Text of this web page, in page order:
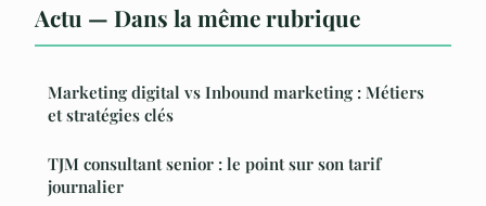
Actu — Dans la même rubrique
Marketing digital vs Inbound marketing : Métiers
et stratégies clés
TJM consultant senior : le point sur son tarif
journalier